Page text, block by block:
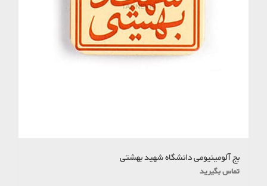
بج آلومینیومی دانشگاه شهید بهشتی
تماس بگیرید